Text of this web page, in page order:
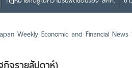
Weekly Economic and Financial